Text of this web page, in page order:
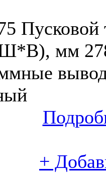
мм
+